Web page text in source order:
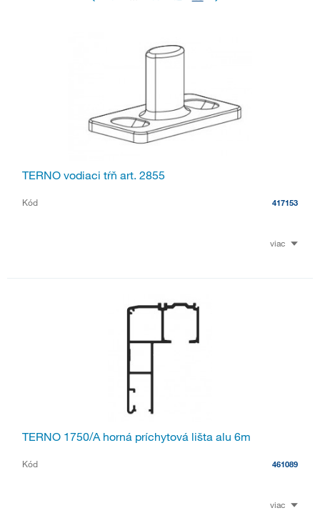
TERNO vodiaci tŕň art. 2855
Kód 417153
viac
TERNO 1750/A horná príchytová lišta alu 6m
Kód 461089
viac